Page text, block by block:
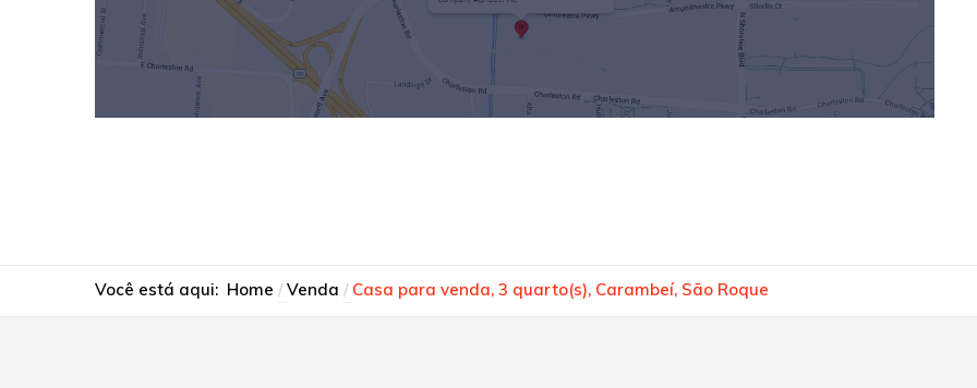
Você está aqui: Home Venda Casa para venda, 3 quarto(s), Carambeí, São Roque